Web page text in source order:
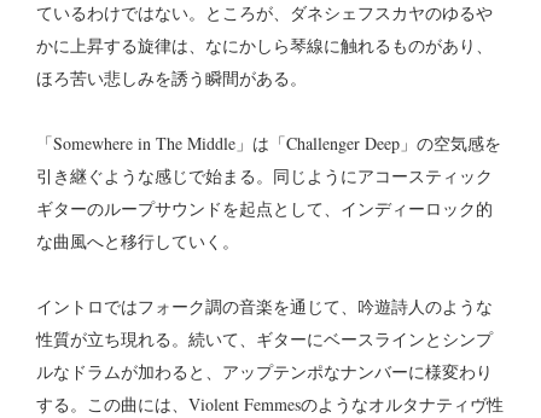
ているわけではない。ところが、ダネシェフスカヤのゆるや
かに上昇する旋律は、なにかしら琴線に触れるものがあり、
ほろ苦い悲しみを誘う瞬間がある。
「Somewhere in The Middle」は「Challenger Deep」の空気感を
引き継ぐような感じで始まる。同じようにアコースティック
ギターのループサウンドを起点として、インディーロック的
な曲風へと移行していく。
イントロではフォーク調の音楽を通じて、吟遊詩人のような
性質が立ち現れる。続いて、ギターにベースラインとシンプ
ルなドラムが加わると、アップテンポなナンバーに様変わり
する。この曲には、Violent Femmesのようなオルタナティヴ性